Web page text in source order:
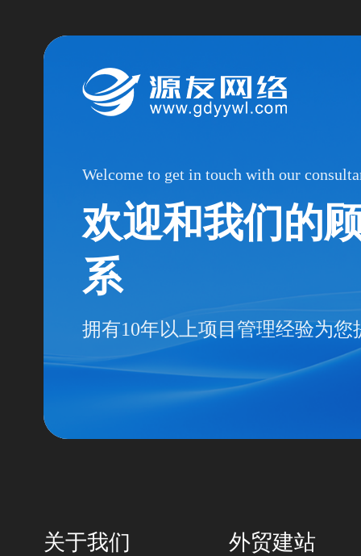
Welcome to get in touch with our
欢迎和我们的
系
拥有10年以上项目管理经验为您
关于我们 外贸建站